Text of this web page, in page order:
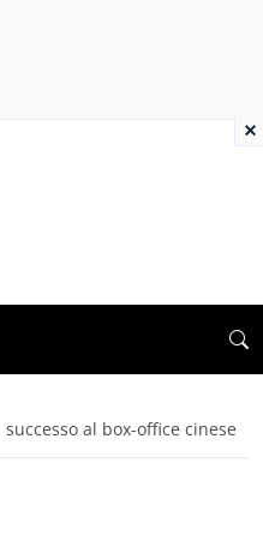
al box-office cinese
×